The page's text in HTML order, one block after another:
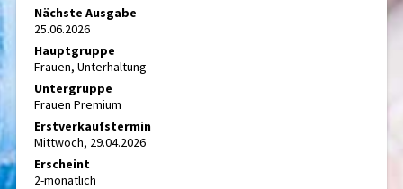
Nächste Ausgabe
25.06.2026
Hauptgruppe
Frauen, Unterhaltung
Untergruppe
Frauen Premium
Erstverkaufstermin
Mittwoch, 29.04.2026
Erscheint
2-monatlich